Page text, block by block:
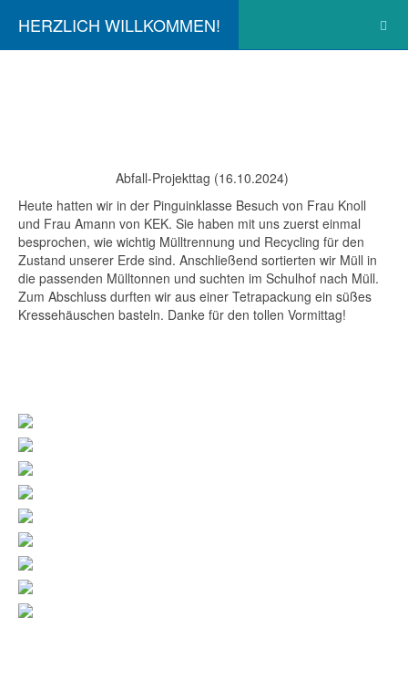
HERZLICH WILLKOMMEN!
Abfall-Projekttag (16.10.2024)
Heute hatten wir in der Pinguinklasse Besuch von Frau Knoll
und Frau Amann von KEK. Sie haben mit uns zuerst einmal
besprochen, wie wichtig Mülltrennung und Recycling für den
Zustand unserer Erde sind. Anschließend sortierten wir Müll in
die passenden Mülltonnen und suchten im Schulhof nach Müll.
Zum Abschluss durften wir aus einer Tetrapackung ein süßes
Kressehäuschen basteln. Danke für den tollen Vormittag!